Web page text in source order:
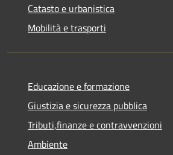
Catasto e urbanistica
Mobilità e trasporti
Educazione e formazione
Giustizia e sicurezza pubblica
Tributi,finanze e contravvenzioni
Ambiente